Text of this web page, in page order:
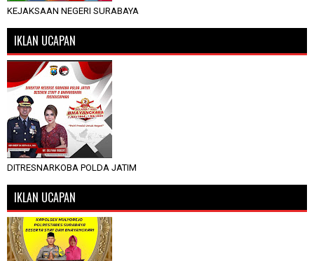
KEJAKSAAN NEGERI SURABAYA
IKLAN UCAPAN
DITRESNARKOBA POLDA JATIM
IKLAN UCAPAN